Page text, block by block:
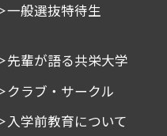
一般選抜特待生
先輩が語る共栄大学
クラブ・サークル
入学前教育について